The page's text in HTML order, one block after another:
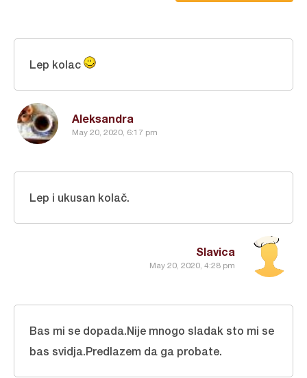
Aleksandra
May 20, 2020, 6:17 pm
Lep kolac
Slavica
May 20, 2020, 4:28 pm
Lep i ukusan kolač.
Bas mi se dopada.Nije mnogo sladak sto mi se
bas svidja.Predlazem da ga probate.